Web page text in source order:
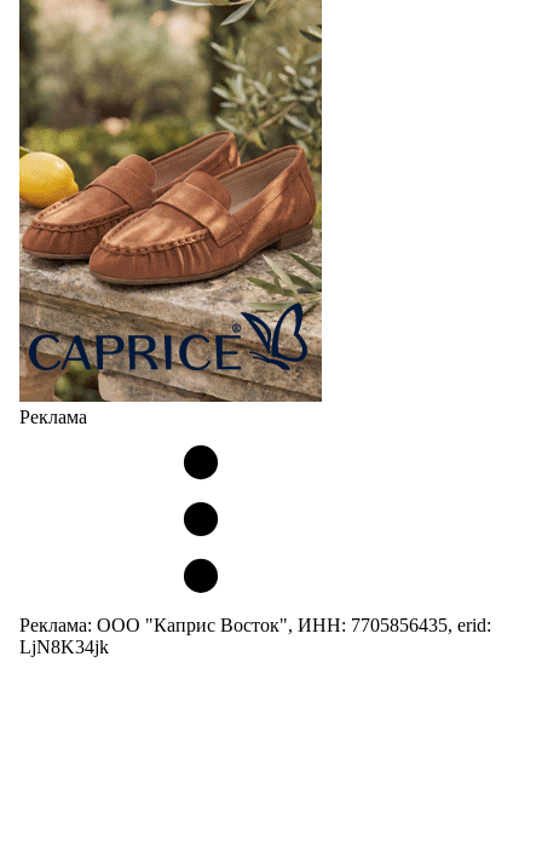
Реклама
Реклама: ООО "Каприс Восток", ИНН: 7705856435, erid:
LjN8K34jk